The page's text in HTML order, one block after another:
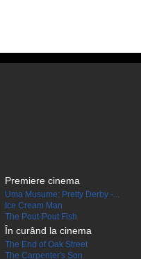
Premiere cinema
Uma Musume: Pretty Derby -...
Ice Cream Man
The Pout-Pout Fish
În curând la cinema
The End of Oak Street
The Carpenter's Son